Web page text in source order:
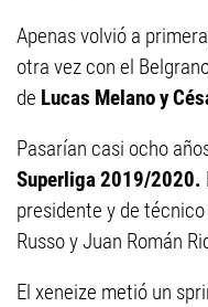
Apenas volvió a
otra vez con el
de Lucas Melano y
Pasarían casi ocho
Superliga 2019/2020.
presidente y de
Russo y Juan Román
El xeneize metió un